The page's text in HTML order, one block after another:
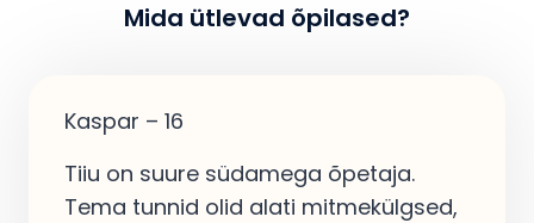
Mida ütlevad õpilased?
Kaspar – 16
Tiiu on suure südamega õpetaja.
Tema tunnid olid alati mitmekülgsed,